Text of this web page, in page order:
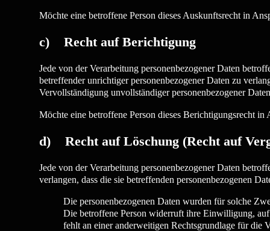
Möchte eine betroffene Person dieses Auskunftsrecht in
c) Recht auf Berichtigung
Jede von der Verarbeitung personenbezogener Daten
betreffender unrichtiger personenbezogener Daten zu
Vervollständigung unvollständiger personenbezogener
Möchte eine betroffene Person dieses Berichtigungsrecht
d) Recht auf Löschung (Recht auf
Jede von der Verarbeitung personenbezogener Daten
verlangen, dass die sie betreffenden personenbezogenen
Die personenbezogenen Daten wurden für solche
Die betroffene Person widerruft ihre Einwilligung,
fehlt an einer anderweitigen Rechtsgrundlage für die